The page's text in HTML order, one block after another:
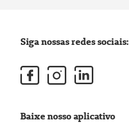
Siga nossas redes sociais:
Baixe nosso aplicativo